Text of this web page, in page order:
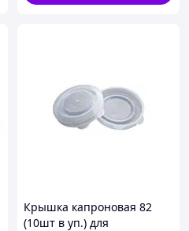
Крышка капроновая 82
(10шт в уп.) для